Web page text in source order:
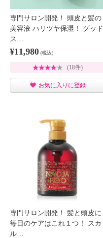
専門サロン開発！ 頭皮と髪の
美容液 ハリツヤ保湿！ グッド
ス…
¥11,980 (税込)
(18件)
お気に入りに登録
専門サロン開発！ 髪と頭皮に
毎日のケアはこれ１つ！ スカ
ル…